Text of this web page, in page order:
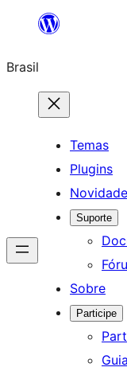
o
conteúdo
Brasil
Temas
Plugins
Suporte
Sobre
Participe